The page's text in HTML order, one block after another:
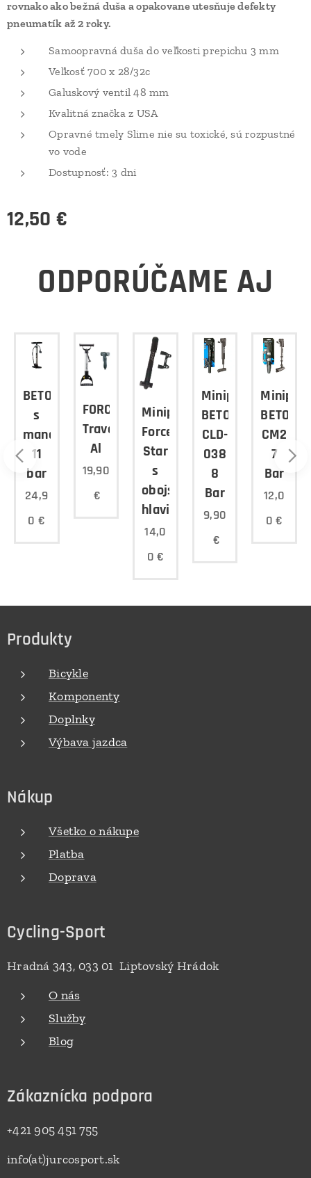
rovnako ako bežná duša a opakovane utesňuje defekty
pneumatík až 2 roky.
Samoopravná duša do veľkosti prepichu 3 mm
Veľkosť 700 x 28/32c
Galuskový ventil 48 mm
Kvalitná značka z USA
Opravné tmely Slime nie su toxické, sú rozpustné
vo vode
Dostupnosť: 3 dni
12,50 €
ODPORÚČAME AJ
BETO
s
manometrom
11
bar
24,9
0 €
FORCE
Travel
Al
19,90
€
Minipumpa
Force
Star
s
obojstrannou
hlavicou
14,0
0 €
Minipumpa
BETO
CLD-
038
8
Bar
9,90
€
BETO
CM2
7
Bar
12,0
0 €
Produkty
Bicykle
Komponenty
Doplnky
Výbava jazdca
Nákup
Všetko o nákupe
Platba
Doprava
Cycling-Sport
Hradná 343, 033 01 Liptovský Hrádok
O nás
Služby
Blog
Zákaznícka podpora
+421 905 451 755
info(at)jurcosport.sk